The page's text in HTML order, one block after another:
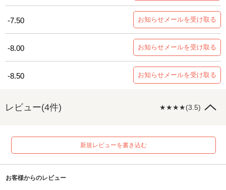
-7.50 お知らせメールを受け取る
-8.00 お知らせメールを受け取る
-8.50 お知らせメールを受け取る
レビュー(4件) ★★★★(3.5)
新規レビューを書き込む
お客様からのレビュー